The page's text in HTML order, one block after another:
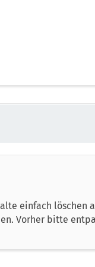
einfach löschen
Vorher bitte